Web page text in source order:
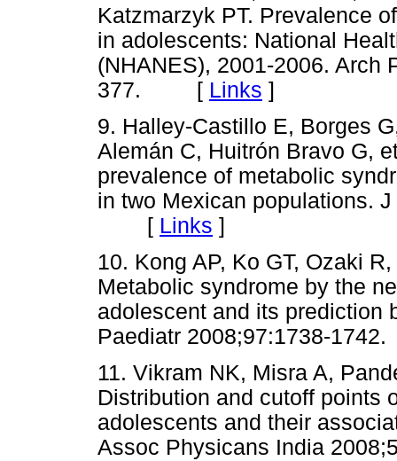
Katzmarzyk PT. Prevalence
in adolescents: National
(NHANES), 2001-2006. Arch
377. [ Links ]
9. Halley-Castillo E, Borges
Alemán C, Huitrón Bravo G,
prevalence of metabolic
in two Mexican populations.
[ Links ]
10. Kong AP, Ko GT, Ozaki
Metabolic syndrome by the
adolescent and its prediction
Paediatr 2008;97:1738-
11. Vikram NK, Misra A,
Distribution and cutoff points
adolescents and their
Assoc Physicans India